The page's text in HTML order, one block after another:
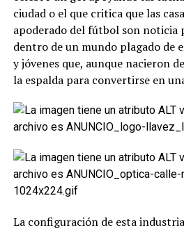
ciudad o el que critica que las
apoderado del fútbol son noticia
dentro de un mundo plagado de
y jóvenes que, aunque nacieron
la espalda para convertirse en
La configuración de esta